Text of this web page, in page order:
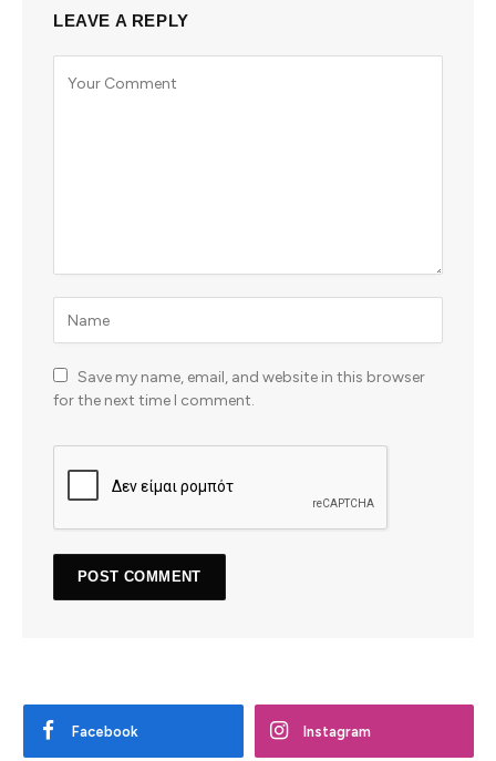
LEAVE A REPLY
Save my name, email, and website in this browser
for the next time I comment.
Facebook Instagram